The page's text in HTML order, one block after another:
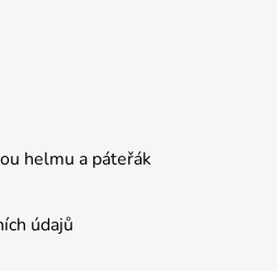
helmu a páteřák
údajů